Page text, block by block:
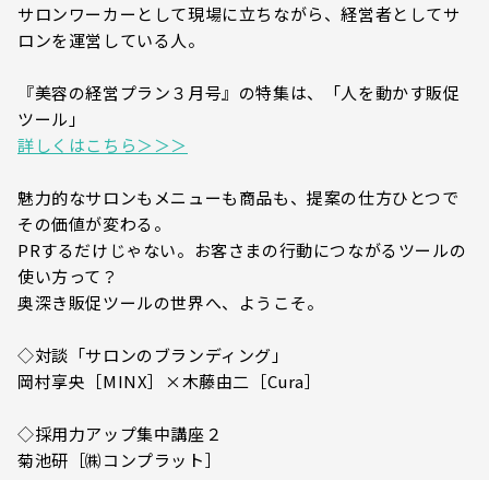
サロンワーカーとして現場に立ちながら、経営者としてサ
ロンを運営している人。
『美容の経営プラン３月号』の特集は、「人を動かす販促
ツール」
詳しくはこちら＞＞＞
魅力的なサロンもメニューも商品も、提案の仕方ひとつで
その価値が変わる。
PRするだけじゃない。お客さまの行動につながるツールの
使い方って？
奥深き販促ツールの世界へ、ようこそ。
◇対談「サロンのブランディング」
岡村享央［MINX］×木藤由二［Cura］
◇採用力アップ集中講座２
菊池研［㈱コンプラット］